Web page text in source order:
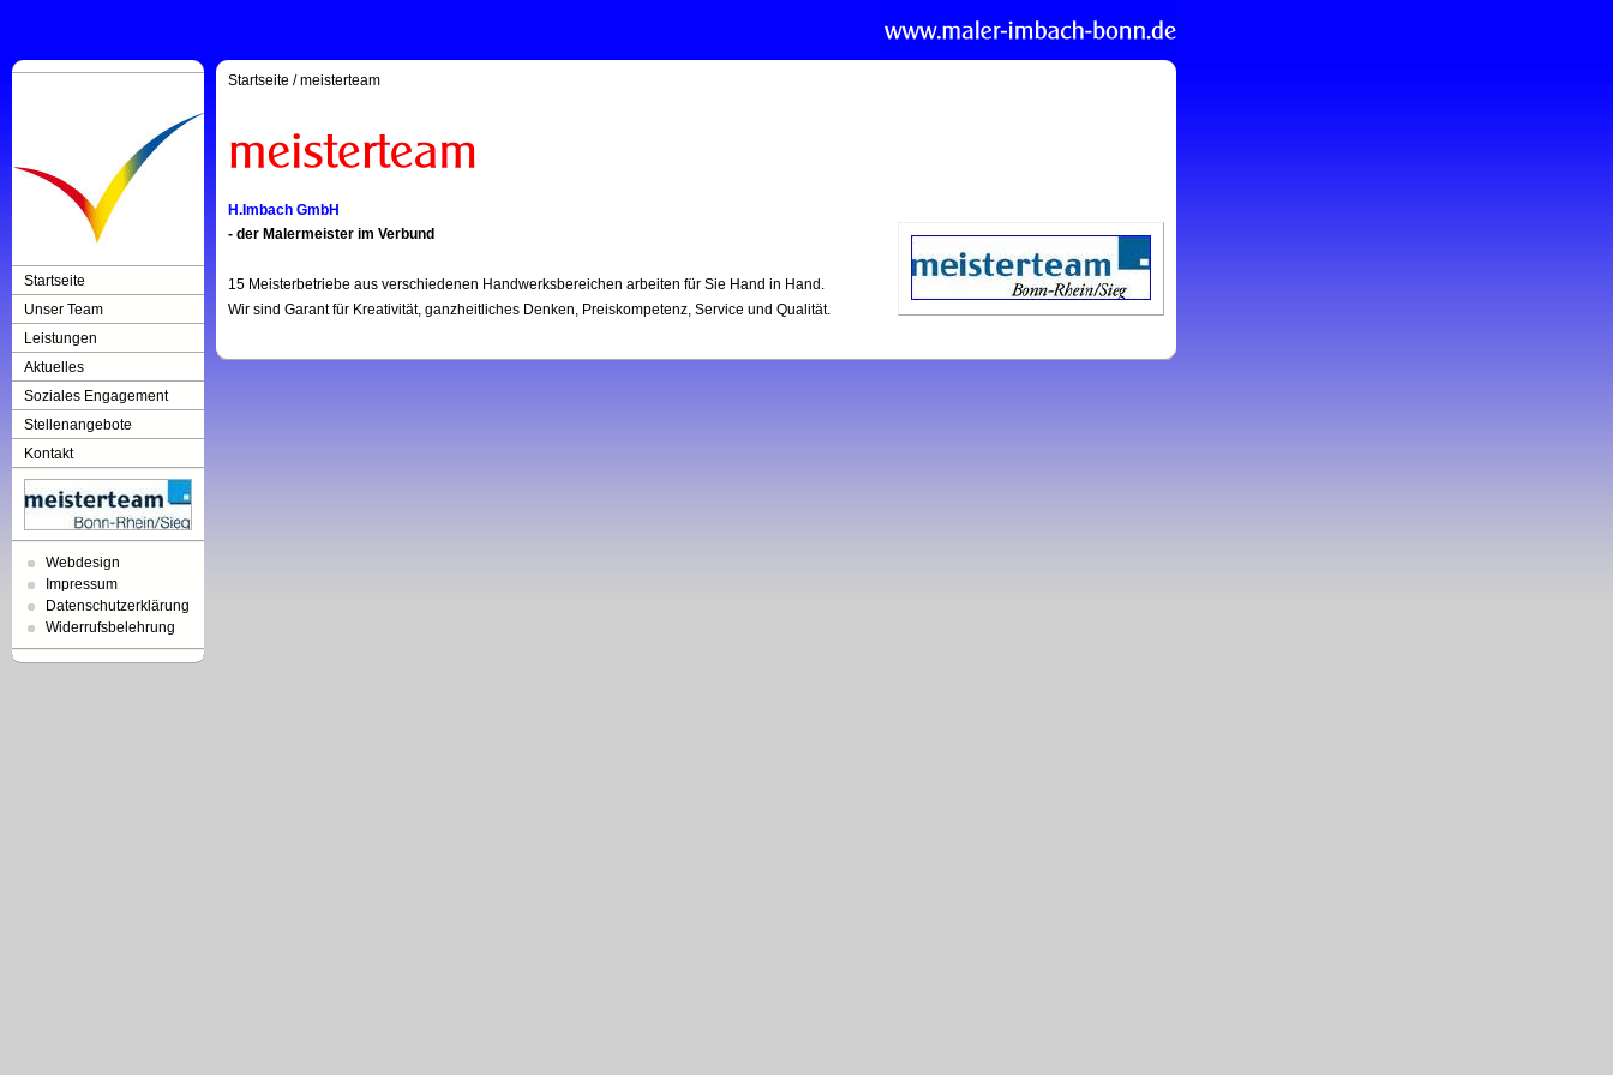
Startseite
Unser Team
Leistungen
Aktuelles
Soziales Engagement
Stellenangebote
Kontakt
Webdesign
Impressum
Datenschutzerklärung
Widerrufsbelehrung
Startseite /meisterteam
H.Imbach GmbH
- der Malermeister im Verbund
15 Meisterbetriebe aus verschiedenen Handwerksbereichen arbeiten für Sie Hand in Hand.
Wir sind Garant für Kreativität, ganzheitliches Denken, Preiskompetenz, Service und Qualität.